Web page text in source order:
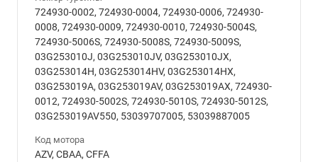
724930-0002, 724930-0004, 724930-0006, 724930-
0008, 724930-0009, 724930-0010, 724930-5004S,
724930-5006S, 724930-5008S, 724930-5009S,
03G253010J, 03G253010JV, 03G253010JX,
03G253014H, 03G253014HV, 03G253014HX,
03G253019A, 03G253019AV, 03G253019AX, 724930-
0012, 724930-5002S, 724930-5010S, 724930-5012S,
03G253019AV550, 53039707005, 53039887005
Код мотора
AZV, CBAA, CFFA